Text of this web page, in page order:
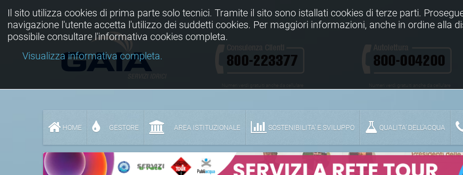
HOME GESTORE AREA ISTITUZIONALE SOSTENIBILITA' E SVILUPPO QUALITA’ DELL’ACQUA
Il sito utilizza cookies di prima parte solo tecnici. Tramite il sito sono istallati cookies di terze parti.
navigazione l'utente accetta l'utilizzo dei suddetti cookies. Per maggiori informazioni, anche in ordine alla
possibile consultare l'informativa cookies completa.
Visualizza informativa completa.